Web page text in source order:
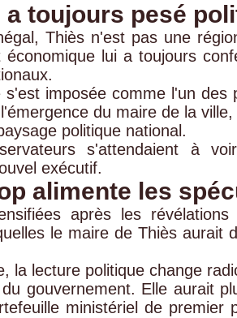
toujours pesé
Thiès n'est pas une
économique lui a toujours
imposée comme l'un des
du maire de la
politique national.
s'attendaient à
exécutif.
alimente les
après les révélations
le maire de Thiès aurait
la lecture politique change
gouvernement. Elle aurait
ministériel de